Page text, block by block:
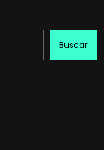
Buscar